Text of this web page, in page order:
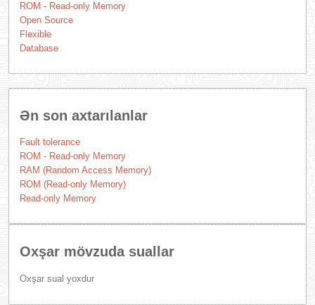
ROM - Read-only Memory
Open Source
Flexible
Database
Ən son axtarılanlar
Fault tolerance
ROM - Read-only Memory
RAM (Random Access Memory)
ROM (Read-only Memory)
Read-only Memory
Oxşar mövzuda suallar
Oxşar sual yoxdur